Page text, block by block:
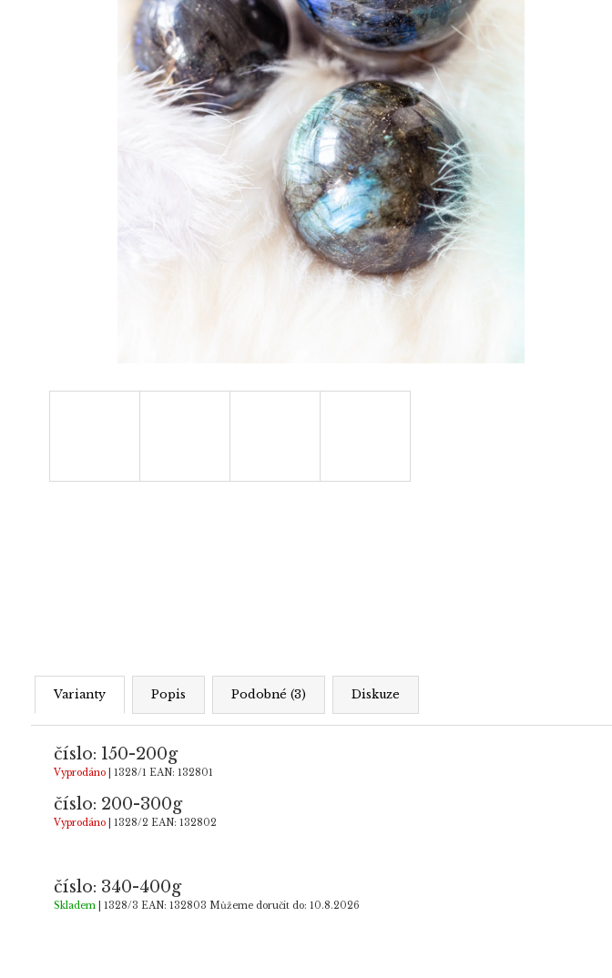
Varianty Popis Podobné (3) Diskuze
číslo: 150-200g
Vyprodáno | 1328/1 EAN: 132801
číslo: 200-300g
Vyprodáno | 1328/2 EAN: 132802
číslo: 340-400g
Skladem | 1328/3 EAN: 132803 Můžeme doručit do: 10.8.2026